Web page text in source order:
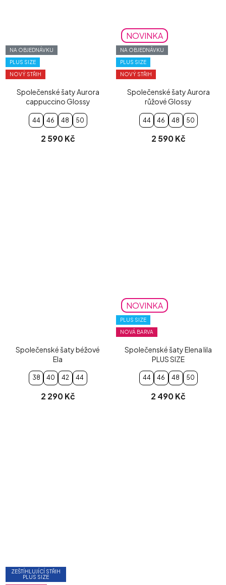
NA OBJEDNÁVKU
PLUS SIZE
NOVÝ STŘIH
Společenské šaty Aurora
cappuccino Glossy
44 46 48 50
2 590 Kč
NOVINKA
NA OBJEDNÁVKU
PLUS SIZE
NOVÝ STŘIH
Společenské šaty Aurora
růžové Glossy
44 46 48 50
2 590 Kč
Společenské šaty béžové
Ela
38 40 42 44
2 290 Kč
NOVINKA
PLUS SIZE
NOVÁ BARVA
Společenské šaty Elena lila
PLUS SIZE
44 46 48 50
2 490 Kč
ZEŠTÍHLUJÍCÍ STŘIH
PLUS SIZE